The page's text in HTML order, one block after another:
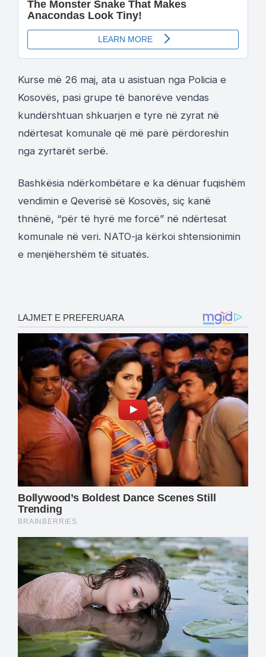
Kurse më 26 maj, ata u asistuan nga Policia e
Kosovës, pasi grupe të banorëve vendas
kundërshtuan shkuarjen e tyre në zyrat në
ndërtesat komunale që më parë përdoreshin
nga zyrtarët serbë.
Bashkësia ndërkombëtare e ka dënuar fuqishëm
vendimin e Qeverisë së Kosovës, siç kanë
thnënë, “për të hyrë me forcë” në ndërtesat
komunale në veri. NATO-ja kërkoi shtensionimin
e menjëhershëm të situatës.